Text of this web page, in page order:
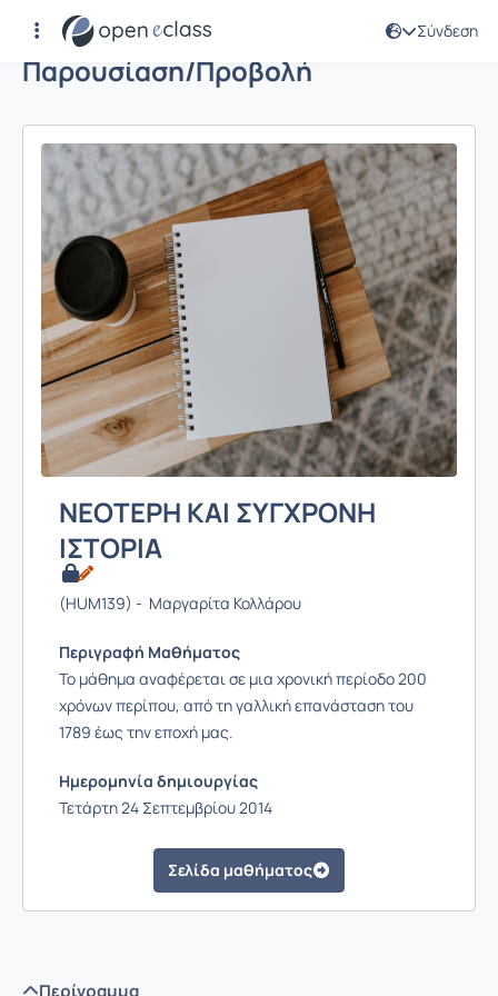
Σύνδεση
Παρουσίαση/Προβολή
ΝΕΟΤΕΡΗ ΚΑΙ ΣΥΓΧΡΟΝΗ
ΙΣΤΟΡΙΑ
(HUM139) - Μαργαρίτα Κολλάρου
Περιγραφή Μαθήματος
Το μάθημα αναφέρεται σε μια χρονική περίοδο 200
χρόνων περίπου, από τη γαλλική επανάσταση του
1789 έως την εποχή μας.
Ημερομηνία δημιουργίας
Τετάρτη 24 Σεπτεμβρίου 2014
Σελίδα μαθήματος
Περίγραμμα